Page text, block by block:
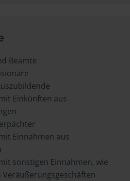
Beamte
Einkünften aus
Einnahmen aus
sonstigen Einnahmen, wie
Veräußerungsgeschäften